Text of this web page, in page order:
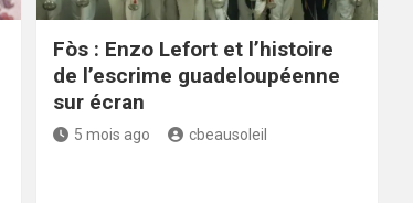
Fòs : Enzo Lefort et l’histoire
de l’escrime guadeloupéenne
sur écran
5 mois ago cbeausoleil